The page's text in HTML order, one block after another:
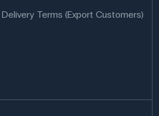
Terms (Export Customers)